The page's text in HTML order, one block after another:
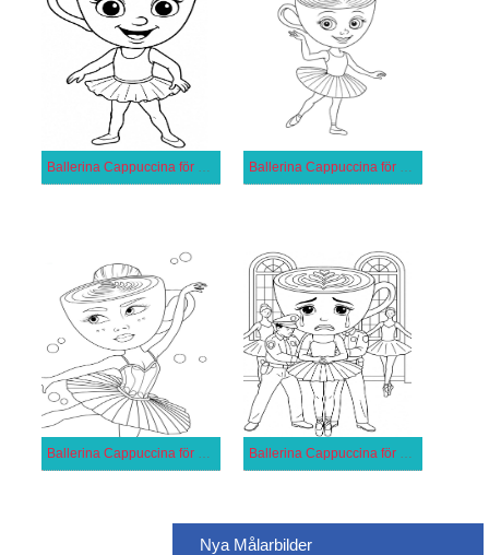
Ballerina Cappuccina för 3-åriga Barn Ballerina Cappuccina för 4-åriga Barn
Ballerina Cappuccina för 5-åriga Barn Ballerina Cappuccina för 6-åriga Barn
Nya Målarbilder